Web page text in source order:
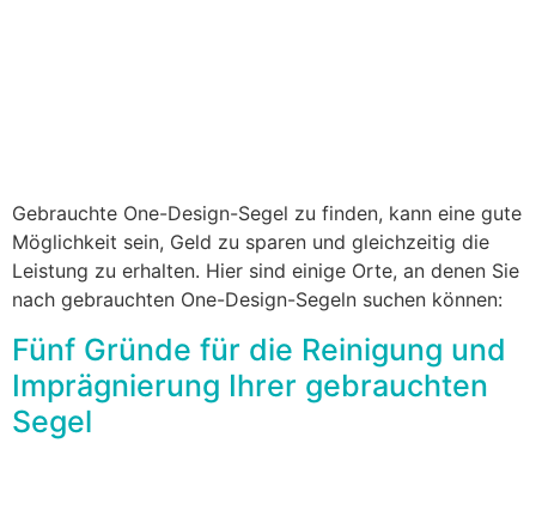
Gebrauchte One-Design-Segel zu finden, kann eine gute
Möglichkeit sein, Geld zu sparen und gleichzeitig die
Leistung zu erhalten. Hier sind einige Orte, an denen Sie
nach gebrauchten One-Design-Segeln suchen können:
Fünf Gründe für die Reinigung und
Imprägnierung Ihrer gebrauchten
Segel